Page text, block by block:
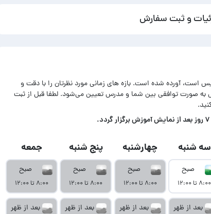
و ثبت سفارش
است، آورده شده است. بازه های زمانی مورد نظرتان را با دقت و
به صورت توافقی بین شما و مدرس تعیین می‌شود. لطفا قبل از ثبت
سه شنبه
صبح
۸:۰۰ تا ۱۲:۰۰
بعد از ظهر
چهارشنبه
صبح
۸:۰۰ تا ۱۲:۰۰
بعد از ظهر
پنج شنبه
صبح
۸:۰۰ تا ۱۲:۰۰
بعد از ظهر
جمعه
صبح
۸:۰۰ تا ۱۲:۰۰
بعد از ظهر